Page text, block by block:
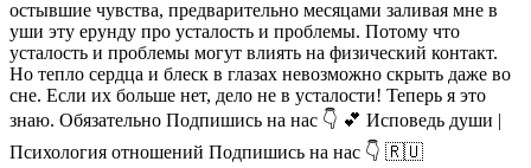
остывшие чувства, предварительно месяцами заливая мне в
уши эту ерунду про усталость и проблемы. Потому что
усталость и проблемы могут влиять на физический контакт.
Но тепло сердца и блеск в глазах невозможно скрыть даже во
сне. Если их больше нет, дело не в усталости! Теперь я это
знаю. Обязательно Подпишись на нас 👇 💕 Исповедь души |
Психология отношений Подпишись на нас 👇 🇷🇺